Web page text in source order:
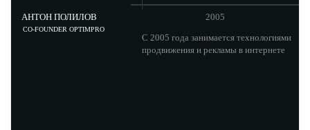
АНТОН ПОЛИЛОВ
CO-FOUNDER OPTIMPRO
C 2005 года занимается технологиями
продвижения и рекламы в интернете
2005